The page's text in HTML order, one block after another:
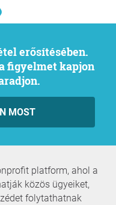
figyelmet kapjon
MOST
platform, ahol a
közös ügyeiket,
folytathatnak